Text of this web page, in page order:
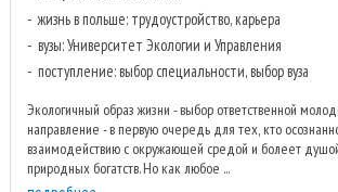
жизнь в польше: трудоустройство, карьера
вузы: Университет Экологии и Управления
поступление: выбор специальности, выбор вуза
Экологичный образ жизни - выбор ответственной
направление - в первую очередь для тех, кто
взаимодействию с окружающей средой и болеет
природных богатств. Но как любое ...